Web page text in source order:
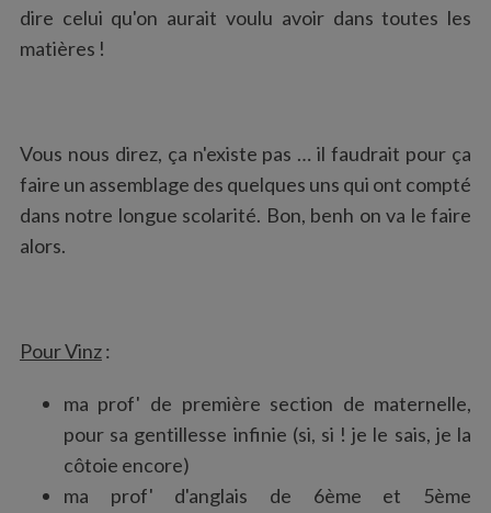
dire celui qu'on aurait voulu avoir dans toutes les
matières !
Vous nous direz, ça n'existe pas … il faudrait pour ça
faire un assemblage des quelques uns qui ont compté
dans notre longue scolarité. Bon, benh on va le faire
alors.
Pour Vinz:
ma prof' de première section de maternelle,
pour sa gentillesse infinie (si, si ! je le sais, je la
côtoie encore)
ma prof' d'anglais de 6ème et 5ème